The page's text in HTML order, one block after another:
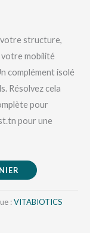
structure,
mobilité
complément isolé
Résolvez cela
pour
pour une
:VITABIOTICS